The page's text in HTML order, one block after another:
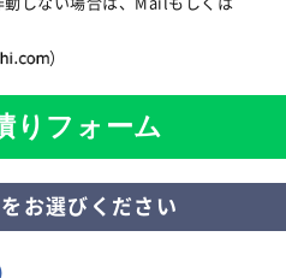
）
りフォーム
お選びください